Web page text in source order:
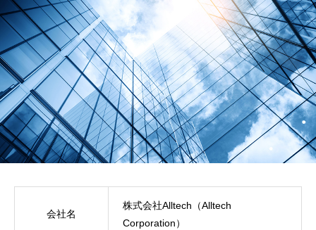
会社名
株式会社Alltech（Alltech
Corporation）